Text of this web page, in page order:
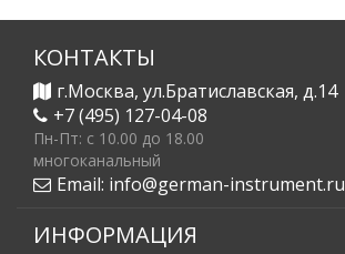
КОНТАКТЫ
г.Москва, ул.Братиславская, д.14
+7 (495) 127-04-08
Пн-Пт: c 10.00 до 18.00
многоканальный
Email: info@german-instrument.ru
ИНФОРМАЦИЯ